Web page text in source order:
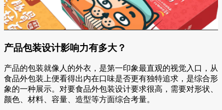
产品包装设计影响力有多大？
产品的包装就像人的外衣，是第一印象最直观的视觉入口，从
食品外包装上便看得出内在口味是否更有独特追求，是综合形
象的一种展示。对要食品外包装设计要求很高，需要对形状、
颜色、材料、容量、造型等方面综合考量。